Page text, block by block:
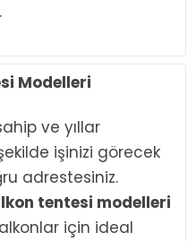
Modelleri
ve yıllar
işinizi görecek
adrestesiniz.
tentesi modelleri
için ideal